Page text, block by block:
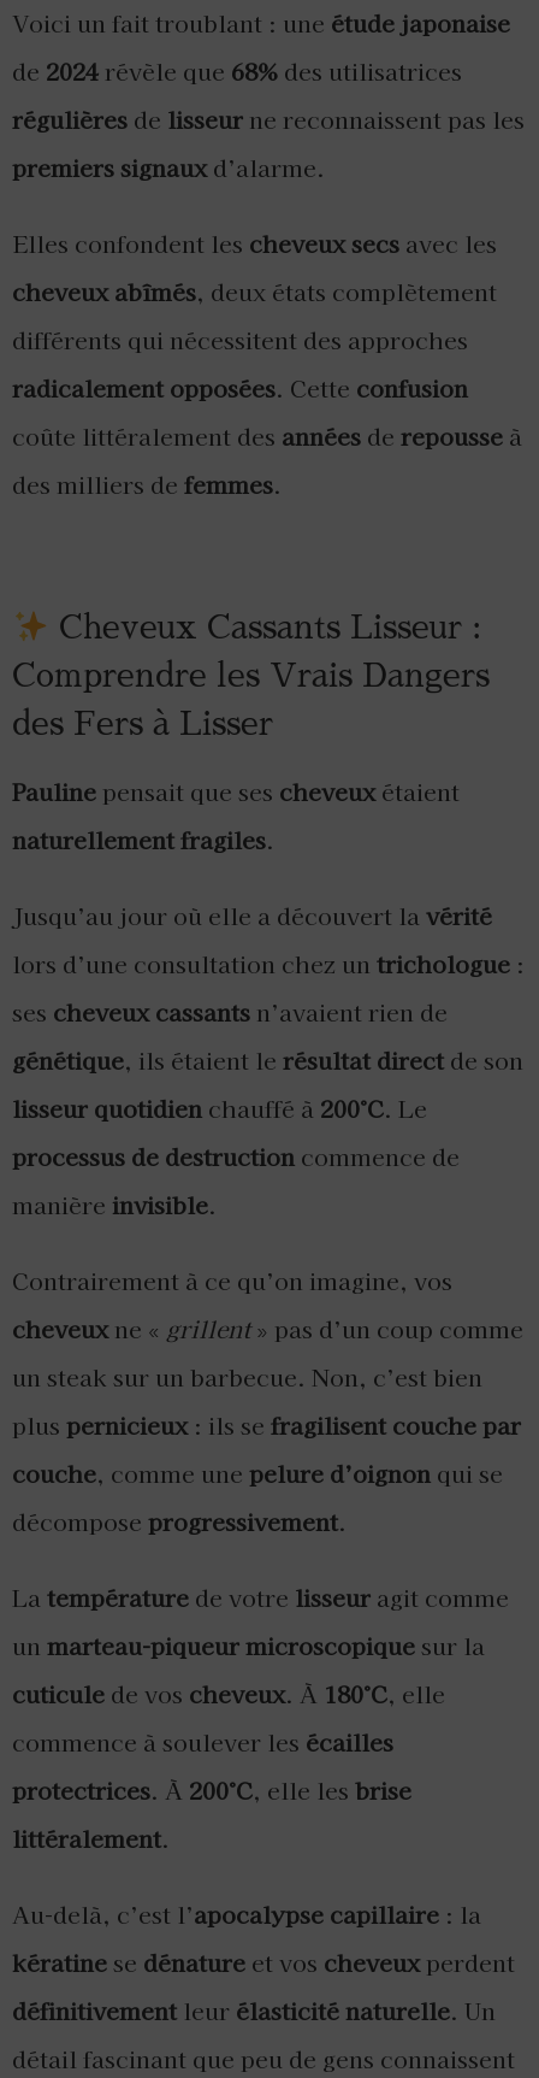
Voici un fait troublant : une étude japonaise
de 2024 révèle que 68% des utilisatrices
régulières de lisseur ne reconnaissent pas les
premiers signauxd’alarme.
Elles confondent les cheveux secs avec les
cheveux abîmés, deux états complètement
différents qui nécessitent des approches
radicalement opposées. Cette confusion
coûte littéralement des années de repousse à
des milliers de femmes.
Cheveux Cassants Lisseur :
Comprendre les Vrais Dangers
des Fers à Lisser
Pauline pensait que ses cheveuxétaient
naturellement fragiles.
Jusqu’au jour où elle a découvert la vérité
lors d’une consultation chez un trichologue :
ses cheveux cassants n’avaient rien de
génétique, ils étaient le résultat direct de son
lisseur quotidien chauffé à 200°C. Le
processus de destruction commence de
manière invisible.
Contrairement à ce qu’on imagine, vos
cheveuxne « grillent» pas d’un coup comme
un steak sur un barbecue. Non, c’est bien
plus pernicieux: ils se fragilisent couche par
couche, comme une pelure d’oignon qui se
décompose progressivement.
La température de votre lisseur agit comme
un marteau-piqueur microscopiquesur la
cuticule de vos cheveux. À 180°C, elle
commence à soulever les écailles
protectrices. À 200°C, elle les brise
littéralement.
Au-delà, c’est l’apocalypse capillaire : la
kératinese dénature et vos cheveuxperdent
définitivement leur élasticité naturelle. Un
détail fascinant que peu de gens connaissent